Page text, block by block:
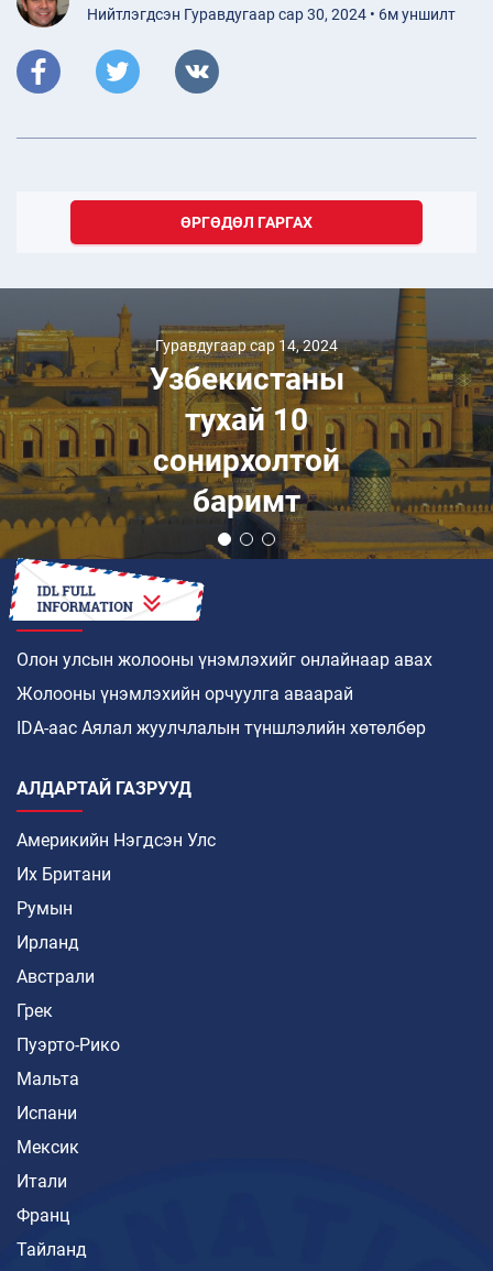
Нийтлэгдсэн Гуравдугаар сар 30, 2024 • 6м уншилт
ӨРГӨДӨЛ ГАРГАХ
Гуравдугаар сар 14, 2024
Узбекистаны
тухай 10
сонирхолтой
баримт
ХЭРХЭН
Олон улсын жолооны үнэмлэхийг онлайнаар авах
Жолооны үнэмлэхийн орчуулга аваарай
IDA-аас Аялал жуулчлалын түншлэлийн хөтөлбөр
АЛДАРТАЙ ГАЗРУУД
Америкийн Нэгдсэн Улс
Их Британи
Румын
Ирланд
Австрали
Грек
Пуэрто-Рико
Мальта
Испани
Мексик
Итали
Франц
Тайланд